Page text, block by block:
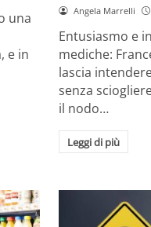
una
e in
Angela Marrelli
Entusiasmo e
mediche:
lascia
senza
il nodo…
Leggi di più